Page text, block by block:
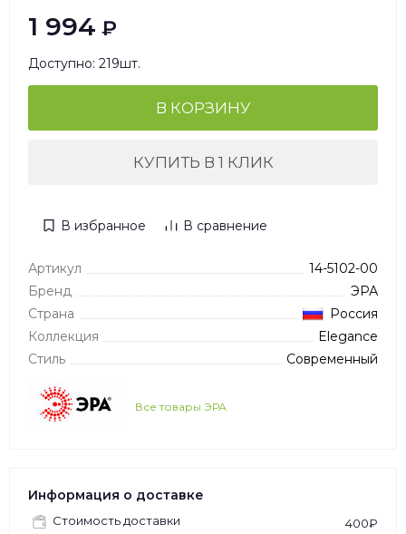
1 994 ₽
Доступно: 219шт.
В КОРЗИНУ
КУПИТЬ В 1 КЛИК
В избранное В сравнение
Артикул
14-5102-00
Бренд
ЭРА
Страна
Россия
Коллекция
Elegance
Стиль
Современный
Все товары ЭРА
Информация о доставке
Стоимость доставки
400₽